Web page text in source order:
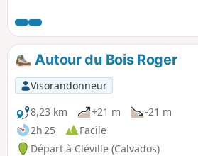
Autour du Bois Roger
Visorandonneur
8,23 km
+21 m
-21 m
2h 25
Facile
Départ à Cléville (Calvados)